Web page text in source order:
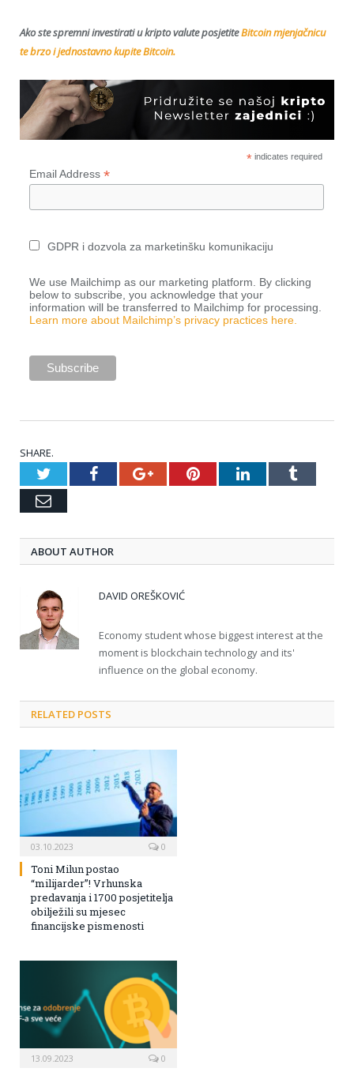
Ako ste spremni investirati u kripto valute posjetiteBitcoin mjenjačnicu
te brzo i jednostavno kupite Bitcoin.
*indicates required
Email Address *
GDPR i dozvola za marketinšku komunikaciju
We use Mailchimp as our marketing platform. By clicking
below to subscribe, you acknowledge that your
information will be transferred to Mailchimp for processing.
Learn more about Mailchimp’s privacy practices here.
SHARE.
TwitterFacebookGoogle+PinterestLinkedInTumblr
Email
ABOUT AUTHOR
DAVID OREŠKOVIĆ
Economy student whose biggest interest at the
moment is blockchain technology and its'
influence on the global economy.
RELATED POSTS
03.10.2023 0
Toni Milun postao
“milijarder”! Vrhunska
predavanja i 1700 posjetitelja
obilježili su mjesec
financijske pismenosti
13.09.2023 0